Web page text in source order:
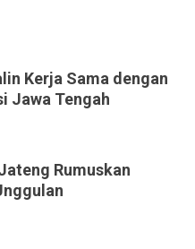
Kerja Sama dengan
Jawa Tengah
Rumuskan